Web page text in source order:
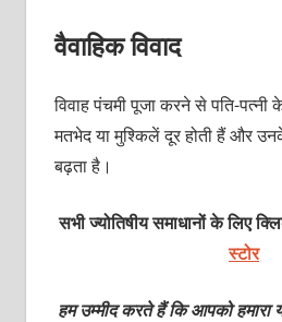
वैवाहिक विवाद
विवाह पंचमी पूजा करने से पति-पत्‍नी
मतभेद या मुश्किलें दूर होती हैं और
बढ़ता है।
सभी ज्योतिषीय समाधानों के लिए
स्टोर
हम उम्मीद करते हैं कि आपको